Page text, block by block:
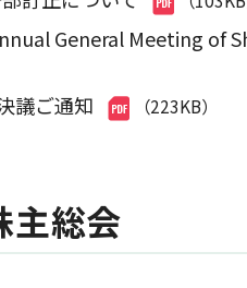
General Meeting of
議ご通知 （223KB）
主総会